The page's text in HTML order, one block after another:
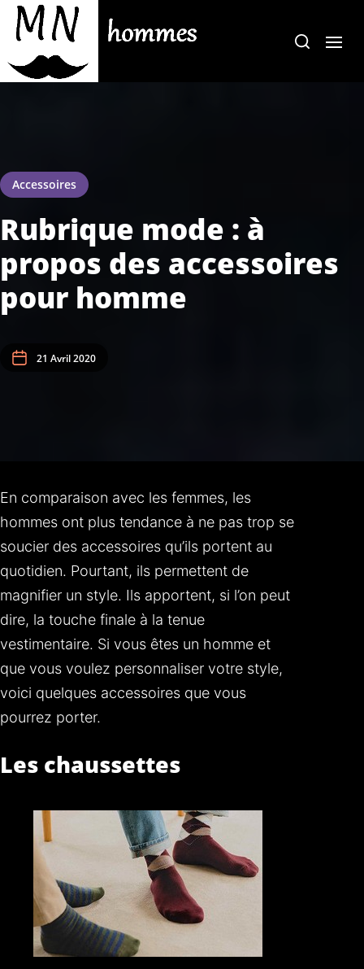
Skip
content
Accessoires
Rubrique mode : à
propos des accessoires
pour homme
21 Avril 2020
En comparaison avec les femmes, les
hommes ont plus tendance à ne pas trop se
soucier des accessoires qu’ils portent au
quotidien. Pourtant, ils permettent de
magnifier un style. Ils apportent, si l’on peut
dire, la touche finale à la tenue
vestimentaire. Si vous êtes un homme et
que vous voulez personnaliser votre style,
voici quelques accessoires que vous
pourrez porter.
Les chaussettes